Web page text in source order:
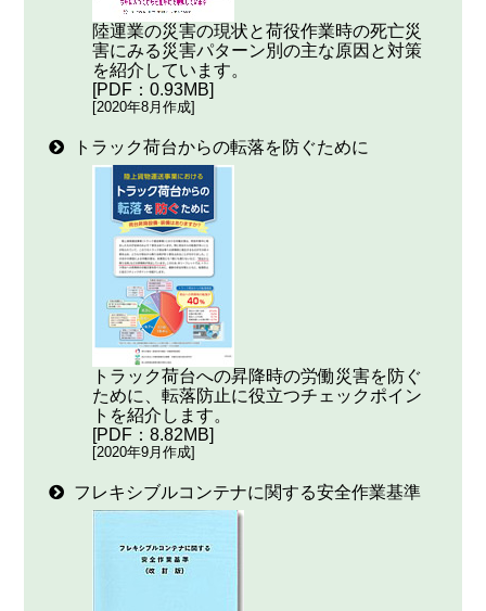
陸運業の災害の現状と荷役作業時の死亡災
害にみる災害パターン別の主な原因と対策
を紹介しています。
[PDF：0.93MB]
[2020年8月作成]
トラック荷台からの転落を防ぐために
トラック荷台への昇降時の労働災害を防ぐ
ために、転落防止に役立つチェックポイン
トを紹介します。
[PDF：8.82MB]
[2020年9月作成]
フレキシブルコンテナに関する安全作業基準